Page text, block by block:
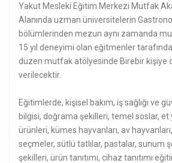
Yakut Mesleki Eğitim Merkezi Mutfak
Alanında uzman üniversitelerin
bölümlerinden mezun aynı zamanda
15 yıl deneyimi olan eğitmenler
düzen mutfak atölyesinde Birebir kişiye
verilecektir.
Eğitimlerde, kişisel bakım, iş sağlığı ve
bilgisi, doğrama şekilleri, temel soslar,
ürünleri, kümes hayvanları, av
seçmeler, sütlü tatlılar, pastalar, sunum
şekilleri, ürün tanıtımı, cihaz tanıtımı